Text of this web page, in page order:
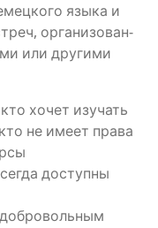
язы­ка и
орга­ни­зо­ван­
или дру­ги­ми
хочет изу­чать
не име­ет пра­ва
доступ­ны